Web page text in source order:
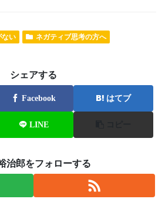
ない
ネガティブ思考の方へ
シェアする
Facebook はてブ
LINE
治郎をフォローする